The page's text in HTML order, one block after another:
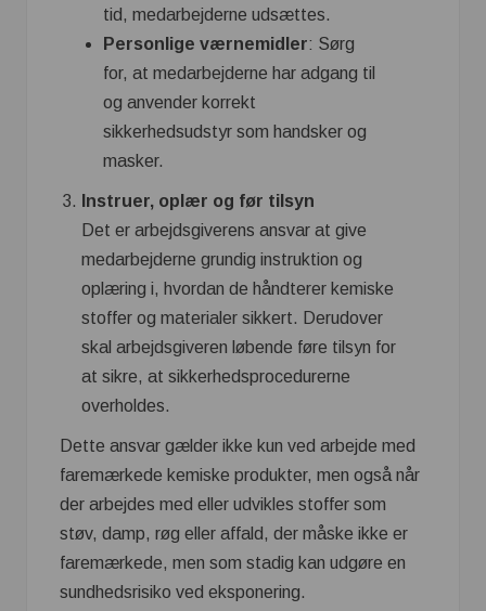
tid, medarbejderne udsættes.
Personlige værnemidler: Sørg
for, at medarbejderne har adgang til
og anvender korrekt
sikkerhedsudstyr som handsker og
masker.
Instruer, oplær og før tilsyn
Det er arbejdsgiverens ansvar at give
medarbejderne grundig instruktion og
oplæring i, hvordan de håndterer kemiske
stoffer og materialer sikkert. Derudover
skal arbejdsgiveren løbende føre tilsyn for
at sikre, at sikkerhedsprocedurerne
overholdes.
Dette ansvar gælder ikke kun ved arbejde med
faremærkede kemiske produkter, men også når
der arbejdes med eller udvikles stoffer som
støv, damp, røg eller affald, der måske ikke er
faremærkede, men som stadig kan udgøre en
sundhedsrisiko ved eksponering.